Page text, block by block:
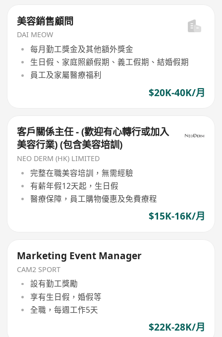
美容銷售顧問
DAI MEOW
每月勤工獎金及其他額外獎金
生日假、家庭照顧假期、義工假期、結婚假期
員工及家屬醫療福利
$20K-40K/月
客戶關係主任 - (歡迎有心轉行或加入
美容行業) (包含美容培訓)
NEO DERM (HK) LIMITED
完整在職美容培訓，無需經驗
有薪年假12天起，生日假
醫療保障，員工購物優惠及免費療程
$15K-16K/月
Marketing Event Manager
CAM2 SPORT
設有勤工獎勵
享有生日假，婚假等
全職，每週工作5天
$22K-28K/月